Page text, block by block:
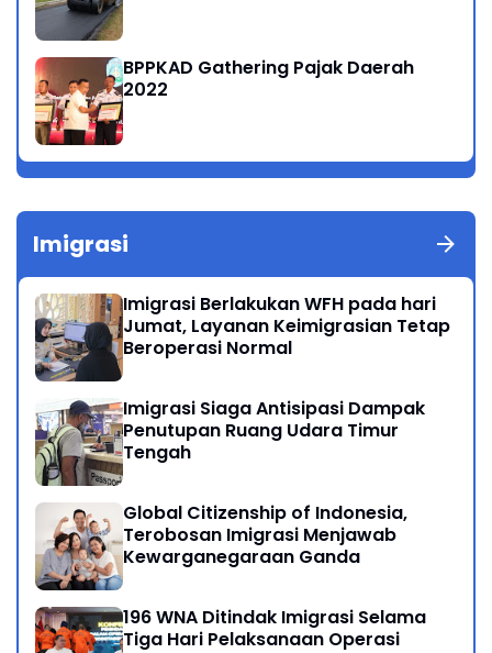
BPPKAD Gathering Pajak Daerah
2022
Imigrasi
Imigrasi Berlakukan WFH pada hari
Jumat, Layanan Keimigrasian Tetap
Beroperasi Normal
Imigrasi Siaga Antisipasi Dampak
Penutupan Ruang Udara Timur
Tengah
Global Citizenship of Indonesia,
Terobosan Imigrasi Menjawab
Kewarganegaraan Ganda
196 WNA Ditindak Imigrasi Selama
Tiga Hari Pelaksanaan Operasi